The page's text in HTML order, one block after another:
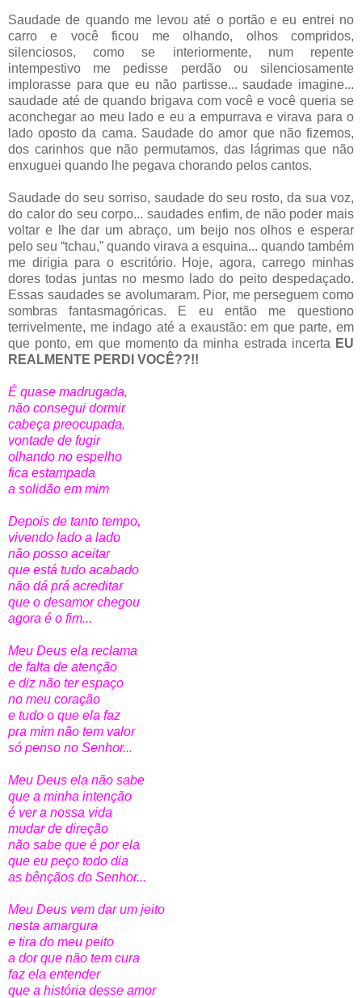
Saudade de quando me levou até o portão e eu entrei no
carro e você ficou me olhando, olhos compridos,
silenciosos, como se interiormente, num repente
intempestivo me pedisse perdão ou silenciosamente
implorasse para que eu não partisse... saudade imagine...
saudade até de quando brigava com você e você queria se
aconchegar ao meu lado e eu a empurrava e virava para o
lado oposto da cama. Saudade do amor que não fizemos,
dos carinhos que não permutamos, das lágrimas que não
enxuguei quando lhe pegava chorando pelos cantos.
Saudade do seu sorriso, saudade do seu rosto, da sua voz,
do calor do seu corpo... saudades enfim, de não poder mais
voltar e lhe dar um abraço, um beijo nos olhos e esperar
pelo seu “tchau,” quando virava a esquina... quando também
me dirigia para o escritório. Hoje, agora, carrego minhas
dores todas juntas no mesmo lado do peito despedaçado.
Essas saudades se avolumaram. Pior, me perseguem como
sombras fantasmagóricas. E eu então me questiono
terrivelmente, me indago até a exaustão: em que parte, em
que ponto, em que momento da minha estrada incerta EU
REALMENTE PERDI VOCÊ??!!
É quase madrugada,
não consegui dormir
cabeça preocupada,
vontade de fugir
olhando no espelho
fica estampada
a solidão em mim
Depois de tanto tempo,
vivendo lado a lado
não posso aceitar
que está tudo acabado
não dá prá acreditar
que o desamor chegou
agora é o fim...
Meu Deus ela reclama
de falta de atenção
e diz não ter espaço
no meu coração
e tudo o que ela faz
pra mim não tem valor
só penso no Senhor...
Meu Deus ela não sabe
que a minha intenção
é ver a nossa vida
mudar de direção
não sabe que é por ela
que eu peço todo dia
as bênçãos do Senhor...
Meu Deus vem dar um jeito
nesta amargura
e tira do meu peito
a dor que não tem cura
faz ela entender
que a história desse amor